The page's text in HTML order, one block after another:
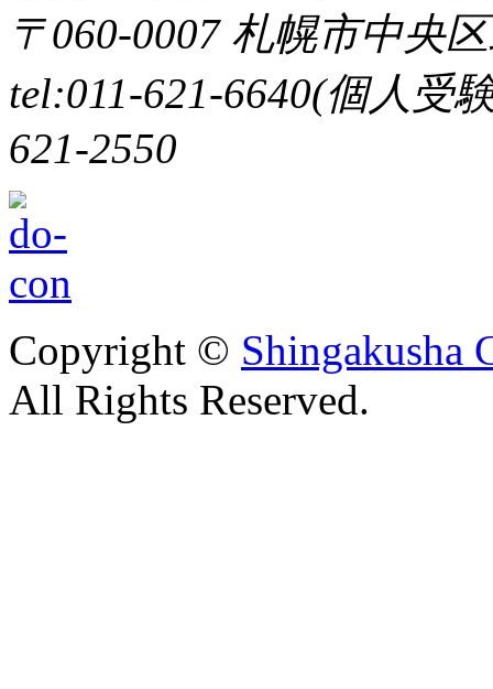
〒060-0007 札幌市中央
tel:011-621-6640(個人
621-2550
Copyright © Shingakusha
All Rights Reserved.